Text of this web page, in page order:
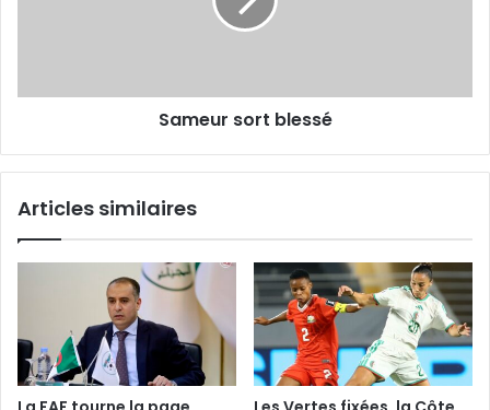
Sameur sort blessé
Articles similaires